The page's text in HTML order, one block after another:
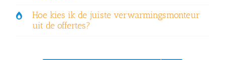
Hoe kies ik de juiste verwarmingsmonteur
uit de offertes?